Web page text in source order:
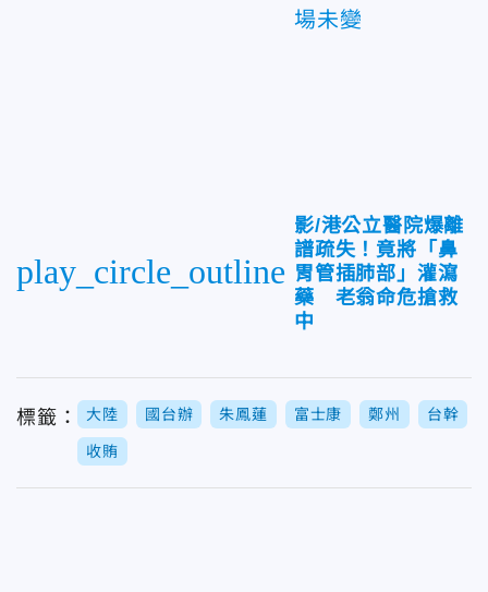
場未變
play_circle_outline
影/港公立醫院爆離
譜疏失！竟將「鼻
胃管插肺部」灌瀉
藥 老翁命危搶救
中
標籤： 大陸 國台辦 朱鳳蓮 富士康 鄭州 台幹
收賄